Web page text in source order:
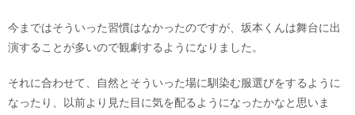
今まではそういった習慣はなかったのですが、坂本くんは舞台に出
演することが多いので観劇するようになりました。
それに合わせて、自然とそういった場に馴染む服選びをするように
なったり、以前より見た目に気を配るようになったかなと思いま